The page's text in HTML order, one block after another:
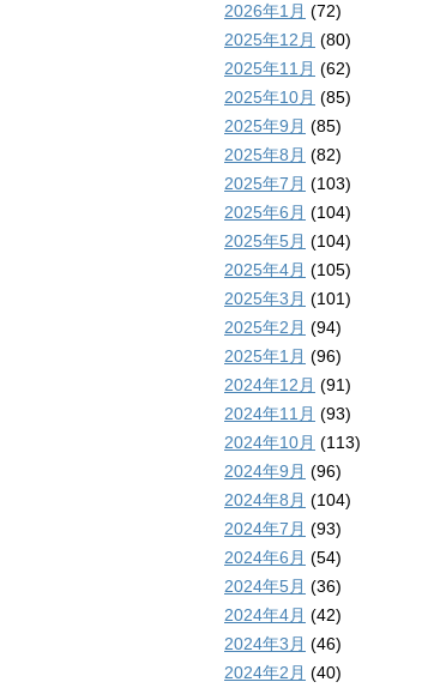
2026年1月 (72)
2025年12月 (80)
2025年11月 (62)
2025年10月 (85)
2025年9月 (85)
2025年8月 (82)
2025年7月 (103)
2025年6月 (104)
2025年5月 (104)
2025年4月 (105)
2025年3月 (101)
2025年2月 (94)
2025年1月 (96)
2024年12月 (91)
2024年11月 (93)
2024年10月 (113)
2024年9月 (96)
2024年8月 (104)
2024年7月 (93)
2024年6月 (54)
2024年5月 (36)
2024年4月 (42)
2024年3月 (46)
2024年2月 (40)